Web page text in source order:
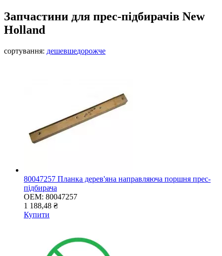
Запчастини для прес-підбирачів New
Holland
сортування: дешевшедорожче
80047257 Планка дерев'яна направляюча поршня прес-
підбирача
OEM: 80047257
1 188,48 ₴
Купити